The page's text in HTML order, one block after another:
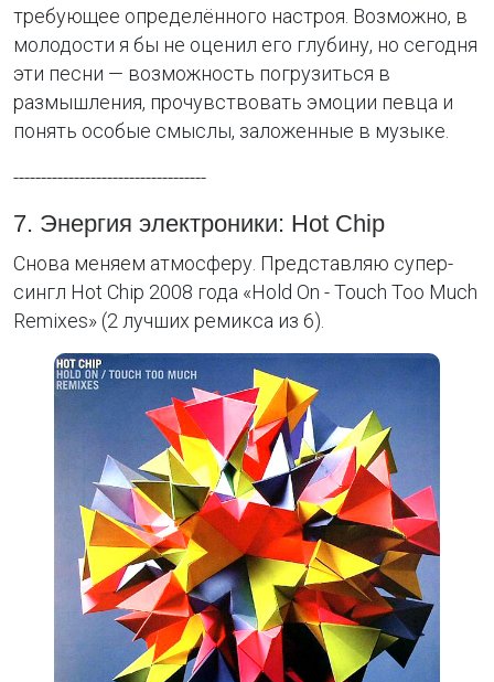
требующее определённого настроя. Возможно, в
молодости я бы не оценил его глубину, но сегодня
эти песни — возможность погрузиться в
размышления, прочувствовать эмоции певца и
понять особые смыслы, заложенные в музыке.
-----------------------------------
7. Энергия электроники: Hot Chip
Снова меняем атмосферу. Представляю супер-
сингл Hot Chip 2008 года «Hold On - Touch Too Much
Remixes» (2 лучших ремикса из 6).